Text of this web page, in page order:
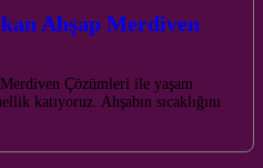
Ahşap Merdiven
Çözümleri ile yaşam
katıyoruz. Ahşabın sıcaklığını